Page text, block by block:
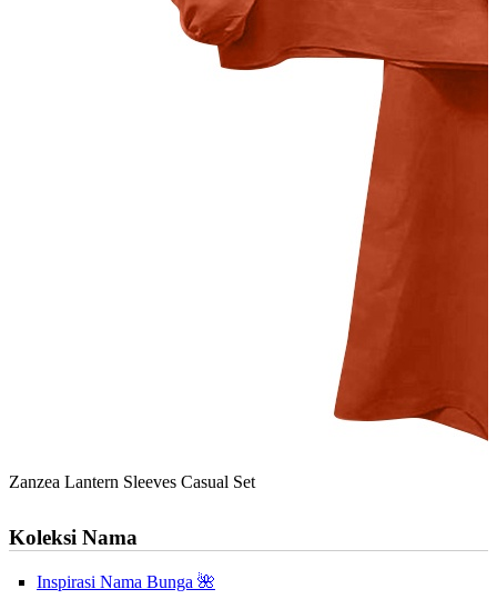
Zanzea Lantern Sleeves Casual Set
Koleksi Nama
Inspirasi Nama Bunga 🌺